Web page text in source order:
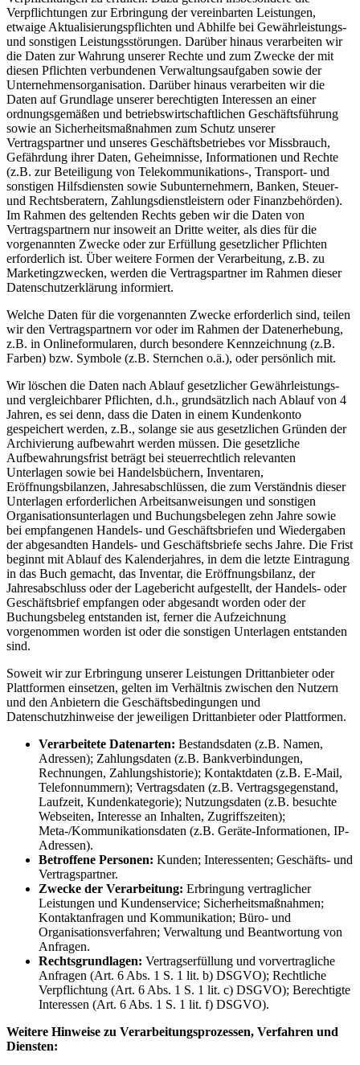
Verpflichtungen zur Erbringung der vereinbarten Leistungen,
etwaige Aktualisierungspflichten und Abhilfe bei Gewährleistungs-
und sonstigen Leistungsstörungen. Darüber hinaus verarbeiten wir
die Daten zur Wahrung unserer Rechte und zum Zwecke der mit
diesen Pflichten verbundenen Verwaltungsaufgaben sowie der
Unternehmensorganisation. Darüber hinaus verarbeiten wir die
Daten auf Grundlage unserer berechtigten Interessen an einer
ordnungsgemäßen und betriebswirtschaftlichen Geschäftsführung
sowie an Sicherheitsmaßnahmen zum Schutz unserer
Vertragspartner und unseres Geschäftsbetriebes vor Missbrauch,
Gefährdung ihrer Daten, Geheimnisse, Informationen und Rechte
(z.B. zur Beteiligung von Telekommunikations-, Transport- und
sonstigen Hilfsdiensten sowie Subunternehmern, Banken, Steuer-
und Rechtsberatern, Zahlungsdienstleistern oder Finanzbehörden).
Im Rahmen des geltenden Rechts geben wir die Daten von
Vertragspartnern nur insoweit an Dritte weiter, als dies für die
vorgenannten Zwecke oder zur Erfüllung gesetzlicher Pflichten
erforderlich ist. Über weitere Formen der Verarbeitung, z.B. zu
Marketingzwecken, werden die Vertragspartner im Rahmen dieser
Datenschutzerklärung informiert.
Welche Daten für die vorgenannten Zwecke erforderlich sind, teilen
wir den Vertragspartnern vor oder im Rahmen der Datenerhebung,
z.B. in Onlineformularen, durch besondere Kennzeichnung (z.B.
Farben) bzw. Symbole (z.B. Sternchen o.ä.), oder persönlich mit.
Wir löschen die Daten nach Ablauf gesetzlicher Gewährleistungs-
und vergleichbarer Pflichten, d.h., grundsätzlich nach Ablauf von 4
Jahren, es sei denn, dass die Daten in einem Kundenkonto
gespeichert werden, z.B., solange sie aus gesetzlichen Gründen der
Archivierung aufbewahrt werden müssen. Die gesetzliche
Aufbewahrungsfrist beträgt bei steuerrechtlich relevanten
Unterlagen sowie bei Handelsbüchern, Inventaren,
Eröffnungsbilanzen, Jahresabschlüssen, die zum Verständnis dieser
Unterlagen erforderlichen Arbeitsanweisungen und sonstigen
Organisationsunterlagen und Buchungsbelegen zehn Jahre sowie
bei empfangenen Handels- und Geschäftsbriefen und Wiedergaben
der abgesandten Handels- und Geschäftsbriefe sechs Jahre. Die Frist
beginnt mit Ablauf des Kalenderjahres, in dem die letzte Eintragung
in das Buch gemacht, das Inventar, die Eröffnungsbilanz, der
Jahresabschluss oder der Lagebericht aufgestellt, der Handels- oder
Geschäftsbrief empfangen oder abgesandt worden oder der
Buchungsbeleg entstanden ist, ferner die Aufzeichnung
vorgenommen worden ist oder die sonstigen Unterlagen entstanden
sind.
Soweit wir zur Erbringung unserer Leistungen Drittanbieter oder
Plattformen einsetzen, gelten im Verhältnis zwischen den Nutzern
und den Anbietern die Geschäftsbedingungen und
Datenschutzhinweise der jeweiligen Drittanbieter oder Plattformen.
Verarbeitete Datenarten: Bestandsdaten (z.B. Namen,
Adressen); Zahlungsdaten (z.B. Bankverbindungen,
Rechnungen, Zahlungshistorie); Kontaktdaten (z.B. E-Mail,
Telefonnummern); Vertragsdaten (z.B. Vertragsgegenstand,
Laufzeit, Kundenkategorie); Nutzungsdaten (z.B. besuchte
Webseiten, Interesse an Inhalten, Zugriffszeiten);
Meta-/Kommunikationsdaten (z.B. Geräte-Informationen, IP-
Adressen).
Betroffene Personen: Kunden; Interessenten; Geschäfts- und
Vertragspartner.
Zwecke der Verarbeitung: Erbringung vertraglicher
Leistungen und Kundenservice; Sicherheitsmaßnahmen;
Kontaktanfragen und Kommunikation; Büro- und
Organisationsverfahren; Verwaltung und Beantwortung von
Anfragen.
Rechtsgrundlagen: Vertragserfüllung und vorvertragliche
Anfragen (Art. 6 Abs. 1 S. 1 lit. b) DSGVO); Rechtliche
Verpflichtung (Art. 6 Abs. 1 S. 1 lit. c) DSGVO); Berechtigte
Interessen (Art. 6 Abs. 1 S. 1 lit. f) DSGVO).
Weitere Hinweise zu Verarbeitungsprozessen, Verfahren und
Diensten: